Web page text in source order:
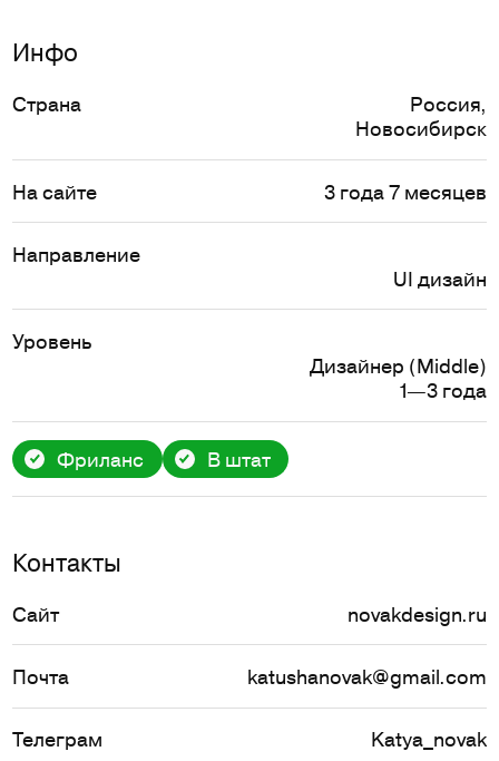
Инфо
Страна Россия,
Новосибирск
На сайте 3 года 7 месяцев
Направление
UI дизайн
Уровень
Дизайнер (Middle)
1—3 года
Фриланс В штат
Контакты
Сайт novakdesign.ru
Почта katushanovak@gmail.com
Телеграм Katya_novak